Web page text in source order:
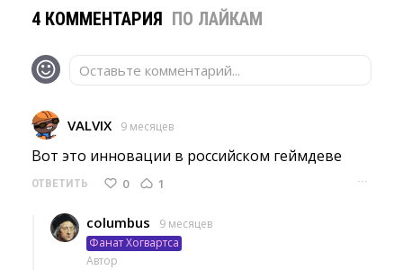
4 КОММЕНТАРИЯ ПО ЛАЙКАМ
Оставьте комментарий...
VALVIX 9 месяцев
Вот это инновации в российском геймдеве
ОТВЕТИТЬ 0 1 ···
columbus
9 месяцев
Фанат Хогвартса
Автор